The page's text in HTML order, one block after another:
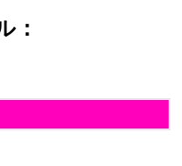
：